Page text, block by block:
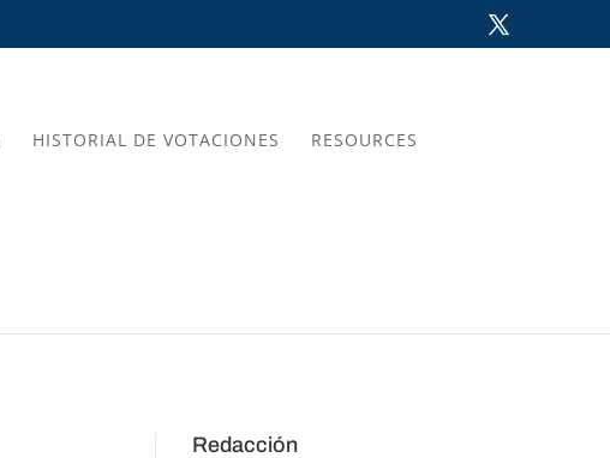
HISTORIAL DE VOTACIONES RESOURCES
Redacción